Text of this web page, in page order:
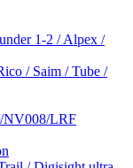
1-2 / Alpex /
/ Saim / Tube /
NV008/LRF